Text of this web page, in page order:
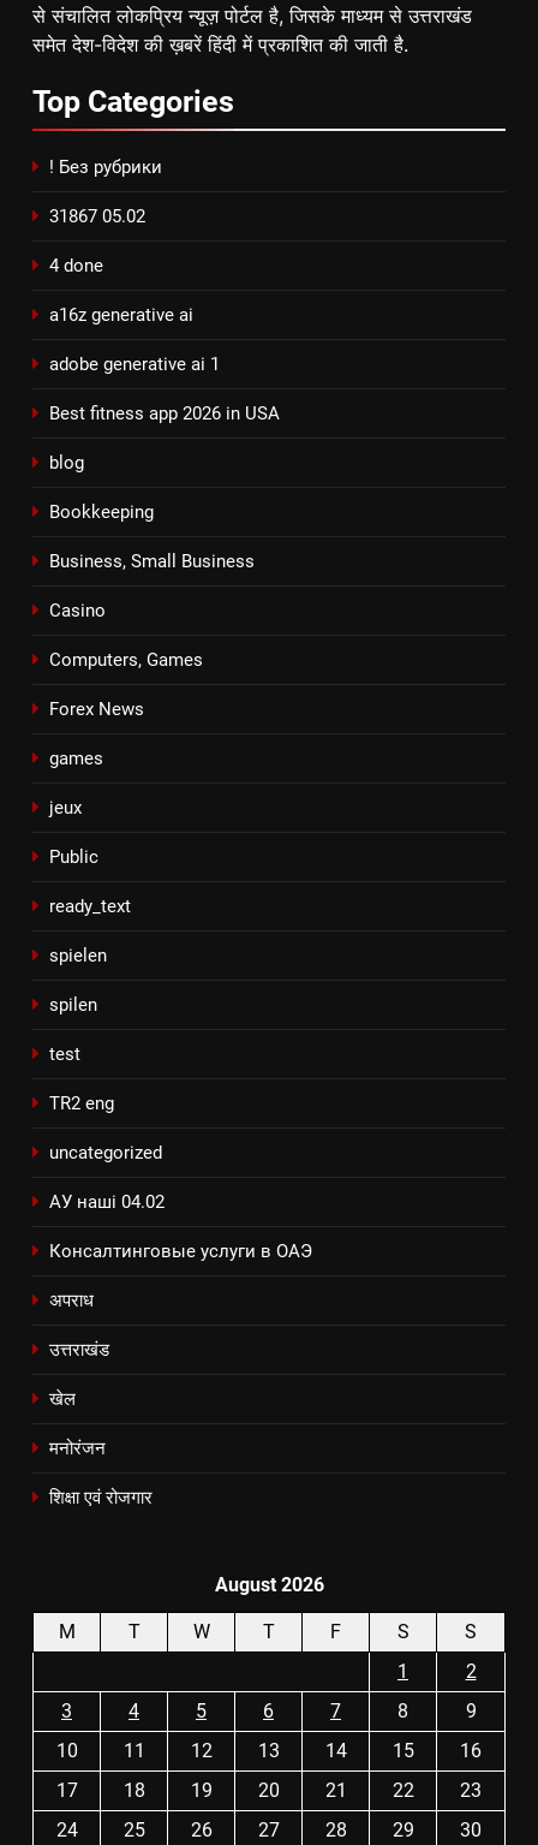
से संचालित लोकप्रिय न्यूज़ पोर्टल है, जिसके माध्यम से उत्तराखंड
समेत देश-विदेश की ख़बरें हिंदी में प्रकाशित की जाती है.
Top Categories
! Без рубрики
31867 05.02
4 done
a16z generative ai
adobe generative ai 1
Best fitness app 2026 in USA
blog
Bookkeeping
Business, Small Business
Casino
Computers, Games
Forex News
games
jeux
Public
ready_text
spielen
spilen
test
TR2 eng
uncategorized
АУ наші 04.02
Консалтинговые услуги в ОАЭ
अपराध
उत्तराखंड
खेल
मनोरंजन
शिक्षा एवं रोजगार
August 2026
M T W T F S
S
1
2
3
4 5 6 7 8
9
10
11 12 13 14 15
16
17
18 19 20 21 22
23
24
25 26 27 28 29 30